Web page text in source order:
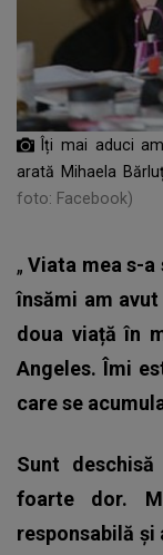
Îți mai aduci
arată Mihaela
foto: Facebook)
„Viata mea s-
însămi am
doua viață în
Angeles. Îmi
care se
Sunt
foarte dor.
responsabilă și